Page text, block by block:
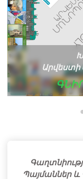
Արվեստի
Պայմաններ և